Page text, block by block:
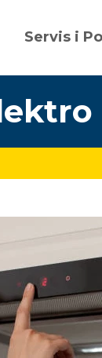
Servis i